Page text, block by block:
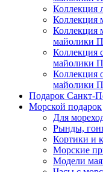
Коллекция
Коллекция
Коллекция
майолики
Коллекция
майолики
Коллекция
майолики
Подарок Санкт-
Морской подарок
Для
Рынды,
Кортики и
Морские
Модели